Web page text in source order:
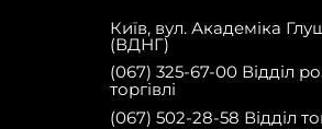
Київ, вул. Академіка
(ВДНГ)
(067) 325-67-00 Відділ
торгівлі
(067) 502-28-58 Відділ